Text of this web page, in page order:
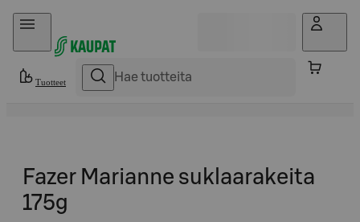
Hyppää sisältöön
Tuotteet
Fazer Marianne suklaarakeita
175g